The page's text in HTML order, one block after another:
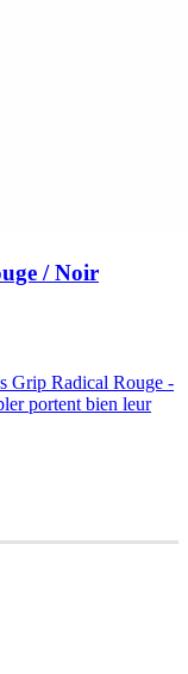
/ Noir
Grip Radical Rouge -
portent bien leur